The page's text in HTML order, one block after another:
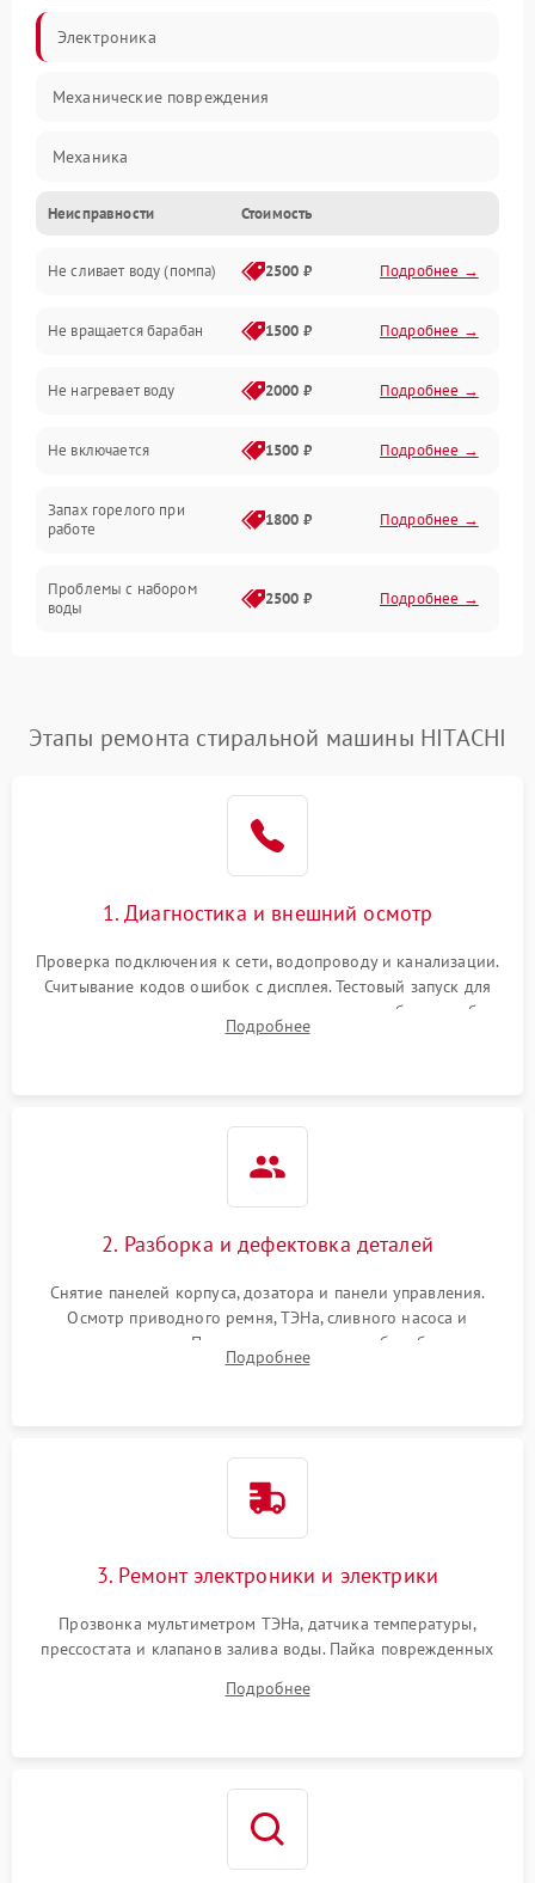
Электроника
Механические повреждения
Механика
Электропитание
Водоснабжение
Слив
Программное обеспечение
Неисправности Стоимость
Не сливает воду (помпа) 2500 ₽ Подробнее →
Не вращается барабан 1500 ₽ Подробнее →
Не нагревает воду 2000 ₽ Подробнее →
Не включается 1500 ₽ Подробнее →
Запах горелого при
работе
1800 ₽ Подробнее →
Проблемы с набором
воды
2500 ₽ Подробнее →
2200 ₽ Подробнее →
Этапы ремонта стиральной машины HITACHI
1. Диагностика и внешний осмотр
Проверка подключения к сети, водопроводу и канализации.
Считывание кодов ошибок с дисплея. Тестовый запуск для
выявления посторонних шумов, протечек или сбоев в работе
электронного модуля управления.
Подробнее
2. Разборка и дефектовка деталей
Снятие панелей корпуса, дозатора и панели управления.
Осмотр приводного ремня, ТЭНа, сливного насоса и
амортизаторов. Проверка подшипников барабана и
крестовины на износ, а манжеты люка на разрывы.
Подробнее
3. Ремонт электроники и электрики
Прозвонка мультиметром ТЭНа, датчика температуры,
прессостата и клапанов залива воды. Пайка поврежденных
Восстановление целостности проводки и контактов.
Подробнее